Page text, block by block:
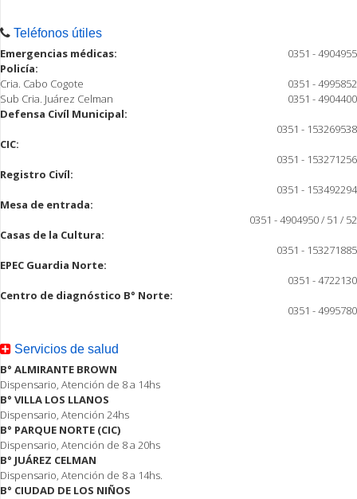
Teléfonos útiles
Emergencias médicas:
0351 - 4904955
Policía:
Cria. Cabo Cogote
0351 - 4995852
Sub Cria. Juárez Celman
0351 - 4904400
Defensa Civíl Municipal:
0351 - 153269538
CIC:
0351 - 153271256
Registro Civíl:
0351 - 153492294
Mesa de entrada:
0351 - 4904950 / 51 / 52
Casas de la Cultura:
0351 - 153271885
EPEC Guardia Norte:
0351 - 4722130
Centro de diagnóstico B° Norte:
0351 - 4995780
Servicios de salud
B° ALMIRANTE BROWN
Dispensario, Atención de 8 a 14hs
B° VILLA LOS LLANOS
Dispensario, Atención 24hs
B° PARQUE NORTE (CIC)
Dispensario, Atención de 8 a 20hs
B° JUÁREZ CELMAN
Dispensario, Atención de 8 a 14hs.
B° CIUDAD DE LOS NIÑOS